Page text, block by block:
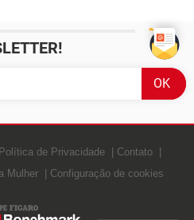
Política de Privacidade
Contato
Mulher Configuração de cookies